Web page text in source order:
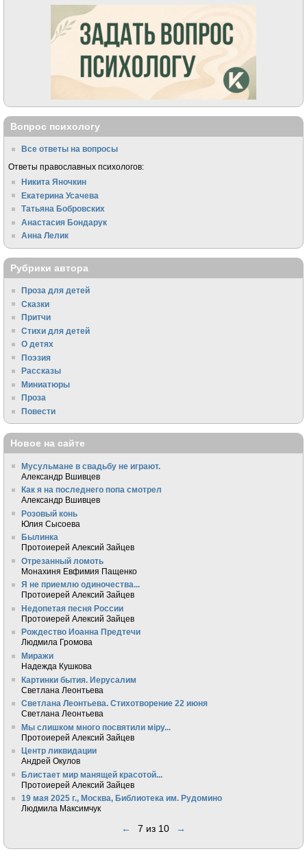
Вопрос психологу
Все ответы на вопросы
Ответы православных психологов:
Никита Яночкин
Екатерина Усачева
Татьяна Бобровских
Анастасия Бондарук
Анна Лелик
Рубрики автора
Проза для детей
Сказки
Притчи
Стихи для детей
О детях
Поэзия
Рассказы
Миниатюры
Проза
Повести
Новое на сайте
Мусульмане в свадьбу не играют.
Александр Вшивцев
Как я на последнего попа смотрел
Александр Вшивцев
Розовый конь
Юлия Сысоева
Былинка
Протоиерей Алексий Зайцев
Отрезанный ломоть
Монахиня Евфимия Пащенко
Я не приемлю одиночества...
Протоиерей Алексий Зайцев
Недопетая песня России
Протоиерей Алексий Зайцев
Рождество Иоанна Предтечи
Людмила Громова
Миражи
Надежда Кушкова
Картинки бытия. Иерусалим
Светлана Леонтьева
Светлана Леонтьева. Стихотворение 22 июня
Светлана Леонтьева
Мы слишком много посвятили мiру...
Протоиерей Алексий Зайцев
Центр ликвидации
Андрей Окулов
Блистает мир манящей красотой...
Протоиерей Алексий Зайцев
19 мая 2025 г., Москва, Библиотека им. Рудомино
Людмила Максимчук
← 7 из 10 →